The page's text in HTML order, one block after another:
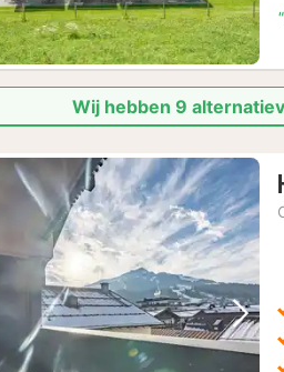
Wij hebben 9
Vorige foto